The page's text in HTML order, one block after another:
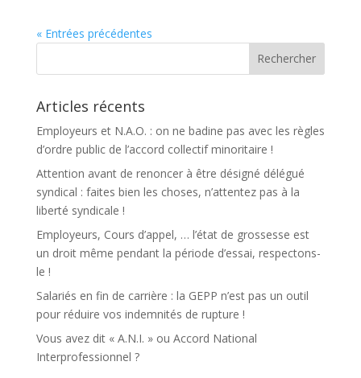
« Entrées précédentes
Articles récents
Employeurs et N.A.O. : on ne badine pas avec les règles
d’ordre public de l’accord collectif minoritaire !
Attention avant de renoncer à être désigné délégué
syndical : faites bien les choses, n’attentez pas à la
liberté syndicale !
Employeurs, Cours d’appel, … l’état de grossesse est
un droit même pendant la période d’essai, respectons-
le !
Salariés en fin de carrière : la GEPP n’est pas un outil
pour réduire vos indemnités de rupture !
Vous avez dit « A.N.I. » ou Accord National
Interprofessionnel ?